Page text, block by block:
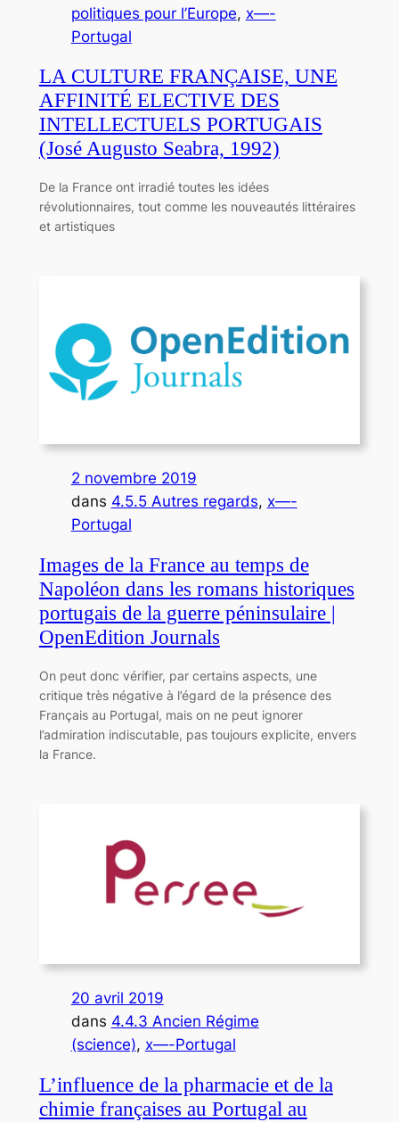
politiques pour l’Europe, x—-
Portugal
LA CULTURE FRANÇAISE, UNE
AFFINITÉ ELECTIVE DES
INTELLECTUELS PORTUGAIS
(José Augusto Seabra, 1992)
De la France ont irradié toutes les idées
révolutionnaires, tout comme les nouveautés littéraires
et artistiques
2 novembre 2019
dans 4.5.5 Autres regards, x—-
Portugal
Images de la France au temps de
Napoléon dans les romans historiques
portugais de la guerre péninsulaire |
OpenEdition Journals
On peut donc vérifier, par certains aspects, une
critique très négative à l’égard de la présence des
Français au Portugal, mais on ne peut ignorer
l’admiration indiscutable, pas toujours explicite, envers
la France.
20 avril 2019
dans 4.4.3 Ancien Régime
(science), x—-Portugal
L’influence de la pharmacie et de la
chimie françaises au Portugal au